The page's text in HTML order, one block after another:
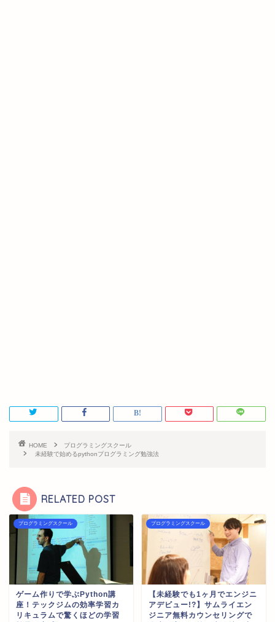
HOME
プログラミングスクール
未経験で始めるpythonプログラミング勉強法
RELATED POST
プログラミングスクール
ゲーム作りで学ぶPython講
座！テックジムの効率学習カ
リキュラムで驚くほどの学習
プログラミングスクール
【未経験でも1ヶ月でエンジニ
アデビュー!?】サムライエン
ジニア無料カウンセリングで